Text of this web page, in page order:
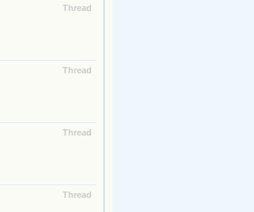
Thread
Thread
Thread
Thread